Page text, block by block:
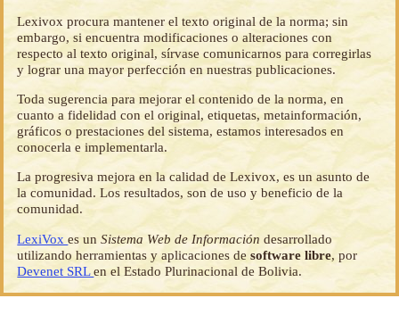
Lexivox procura mantener el texto original de la norma; sin
embargo, si encuentra modificaciones o alteraciones con
respecto al texto original, sírvase comunicarnos para corregirlas
y lograr una mayor perfección en nuestras publicaciones.
Toda sugerencia para mejorar el contenido de la norma, en
cuanto a fidelidad con el original, etiquetas, metainformación,
gráficos o prestaciones del sistema, estamos interesados en
conocerla e implementarla.
La progresiva mejora en la calidad de Lexivox, es un asunto de
la comunidad. Los resultados, son de uso y beneficio de la
comunidad.
LexiVoxes unSistema Web de Información desarrollado
utilizando herramientas y aplicaciones desoftware libre, por
Devenet SRLen el Estado Plurinacional de Bolivia.